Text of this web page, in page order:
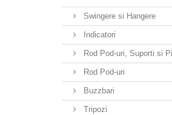
Swingere si Hangere
Indicatori
Rod Pod-uri, Suporti si
Rod Pod-uri
Buzzbari
Tripozi